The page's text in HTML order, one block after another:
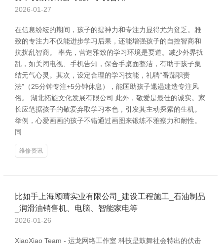
2026-01-27
在信息纷纭的期间，孩子的提神力和专注力显得尤为贫乏。雅
致的专注力不仅能进步学习后果，还能增强孩子的自控智商和
抗扰乱智商。 率先，营造雅致的学习环境是要道。减少外界扰
乱，如关闭电视、手机告知，保合手桌面整洁，有助于孩子集
结元气心灵。其次，设定合理的学习技能，礼聘“番茄职责
法”（25分钟专注+5分钟休息），能匡助孩子邋遢建造专注风
俗。 湖北拓旋文化发展有限公司 此外，敬爱是最佳的诚实。家
长应笔据孩子的敬爱弃取学习本色，引发其主动探索的生机。
举例，心爱画画的孩子不错通过画图来锻练不雅察力和耐性。
同
维修资讯
比如手上海顾晴实业有限公司_建设工程施工_石油制品
_润滑油销售机、电脑、智能家电等
2026-01-26
XiaoXiao Team - 运龙网络工作室 科技是鼓舞社会特出的伏击